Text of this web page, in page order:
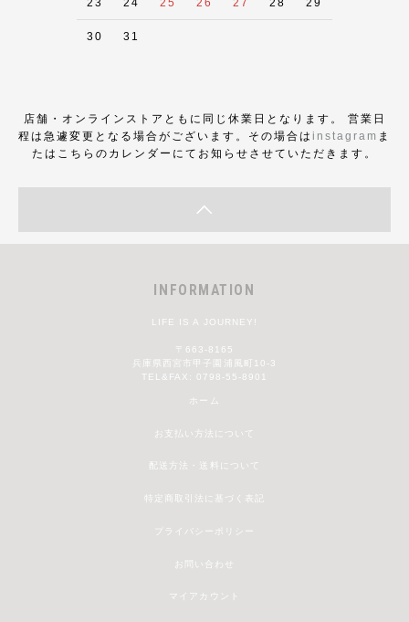
23 24 25 26 27 28 29
30 31
店舗・オンラインストアともに同じ休業日となります。 営業日
程は急遽変更となる場合がございます。その場合は instagram ま
たはこちらのカレンダーにてお知らせさせていただきます。
INFORMATION
LIFE IS A JOURNEY!
〒663-8165
兵庫県西宮市甲子園浦風町10-3
TEL&FAX: 0798-55-8901
ホーム
お支払い方法について
配送方法・送料について
特定商取引法に基づく表記
プライバシーポリシー
お問い合わせ
マイアカウント